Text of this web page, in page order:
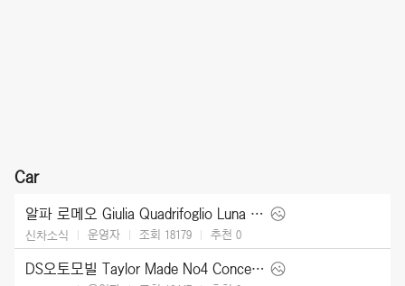
Car
알파 로메오 Giulia Quadrifoglio Luna Rossa (2026)
신차소식 운영자 조회 18179 추천 0
DS오토모빌 Taylor Made No4 Concept (2026)